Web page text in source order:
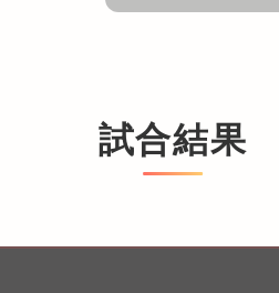
試合結果